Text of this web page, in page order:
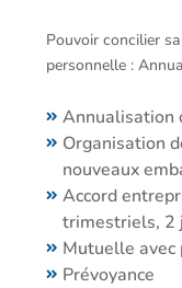
Pouvoir concilier
personnelle :
Annualisation
Organisation
nouveaux
Accord
trimestriels, 2
Mutuelle
Prévoyance